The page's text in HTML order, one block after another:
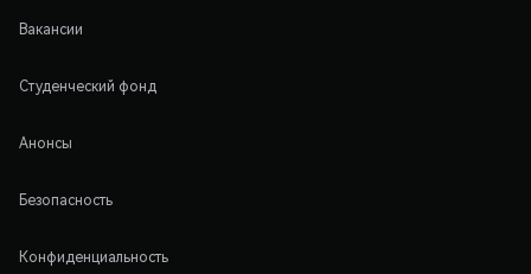
Вакансии
Студенческий фонд
Анонсы
Безопасность
Конфиденциальность